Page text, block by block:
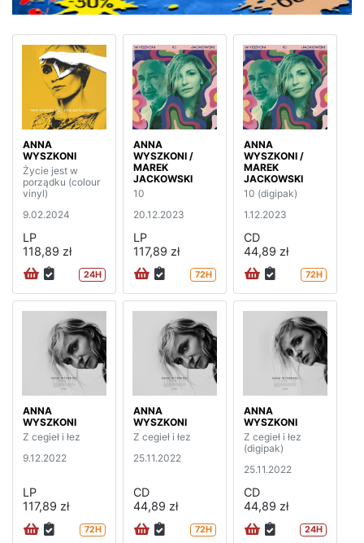
ANNA
WYSZKONI
Życie jest w
porządku (colour
vinyl)
9.02.2024
LP
118,89 zł
24H
ANNA
WYSZKONI /
MAREK
JACKOWSKI
10
20.12.2023
LP
117,89 zł
72H
ANNA
WYSZKONI /
MAREK
JACKOWSKI
10 (digipak)
1.12.2023
CD
44,89 zł
72H
ANNA
WYSZKONI
Z cegieł i łez
9.12.2022
LP
117,89 zł
72H
ANNA
WYSZKONI
Z cegieł i łez
25.11.2022
CD
44,89 zł
72H
ANNA
WYSZKONI
Z cegieł i łez
(digipak)
25.11.2022
CD
44,89 zł
24H